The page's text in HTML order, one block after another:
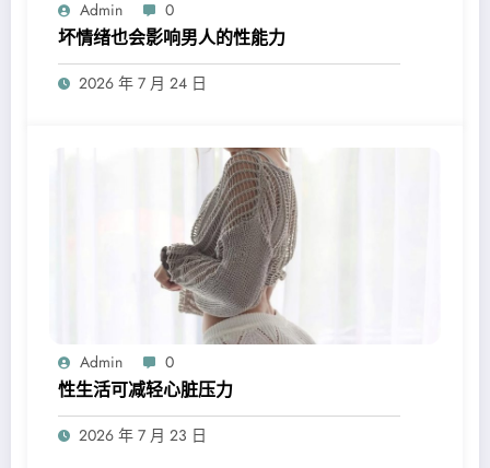
Admin 0
坏情绪也会影响男人的性能力
2026 年 7 月 24 日
Admin 0
性生活可减轻心脏压力
2026 年 7 月 23 日